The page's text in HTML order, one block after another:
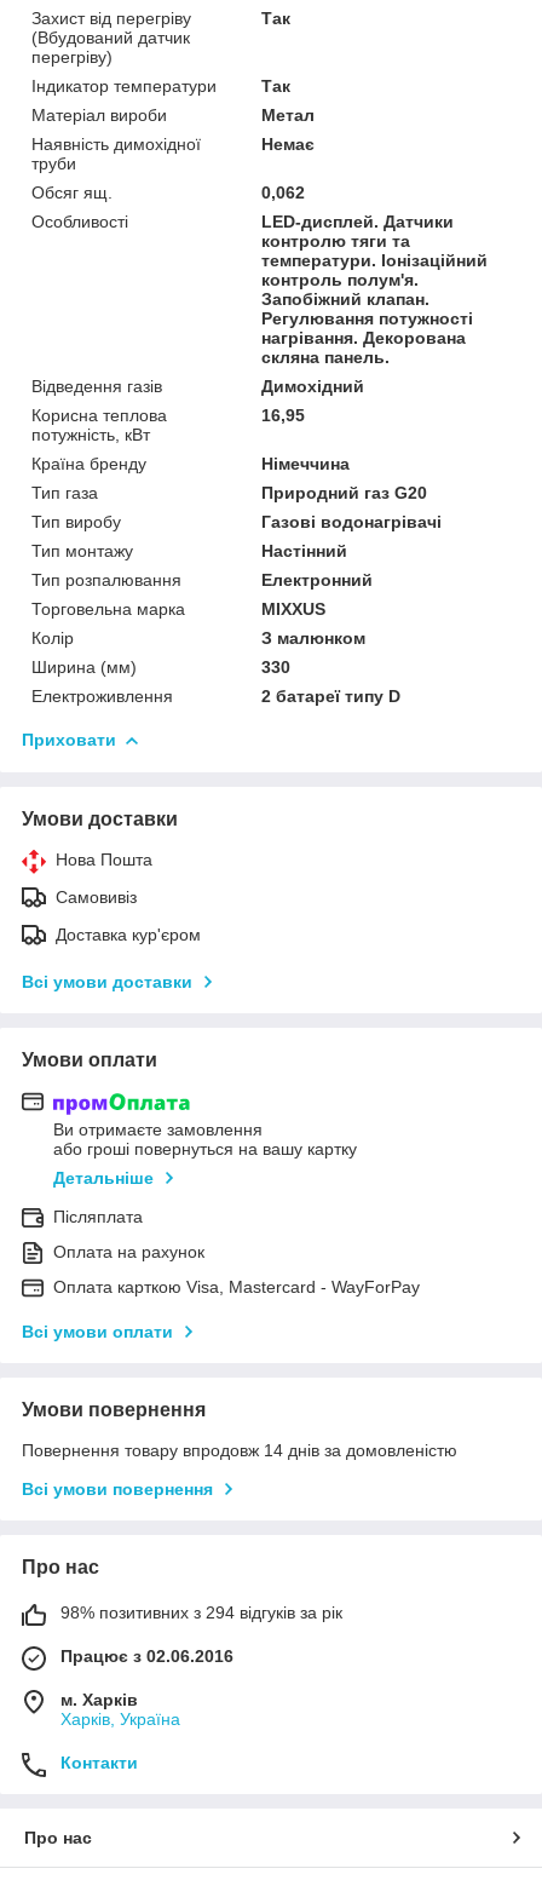
Захист від перегріву
(Вбудований датчик
перегріву)
Так
Індикатор температури
Так
Матеріал вироби
Метал
Наявність димохідної
труби
Немає
Обсяг ящ.
0,062
Особливості
LED-дисплей. Датчики
контролю тяги та
температури. Іонізаційний
контроль полум'я.
Запобіжний клапан.
Регулювання потужності
нагрівання. Декорована
скляна панель.
Відведення газів
Димохідний
Корисна теплова
потужність, кВт
16,95
Країна бренду
Німеччина
Тип газа
Природний газ G20
Тип виробу
Газові водонагрівачі
Тип монтажу
Настінний
Тип розпалювання
Електронний
Торговельна марка
MIXXUS
Колір
З малюнком
Ширина (мм)
330
Електроживлення
2 батареї типу D
Приховати
Умови доставки
Нова Пошта
Самовивіз
Доставка кур'єром
Всі умови доставки
Умови оплати
Ви отримаєте замовлення
або гроші повернуться на вашу картку
Детальніше
Післяплата
Оплата на рахунок
Оплата карткою Visa, Mastercard - WayForPay
Всі умови оплати
Умови повернення
Повернення товару впродовж 14 днів за домовленістю
Всі умови повернення
Про нас
98% позитивних з 294 відгуків за рік
Працює з 02.06.2016
м. Харків
Харків, Україна
Контакти
Про нас